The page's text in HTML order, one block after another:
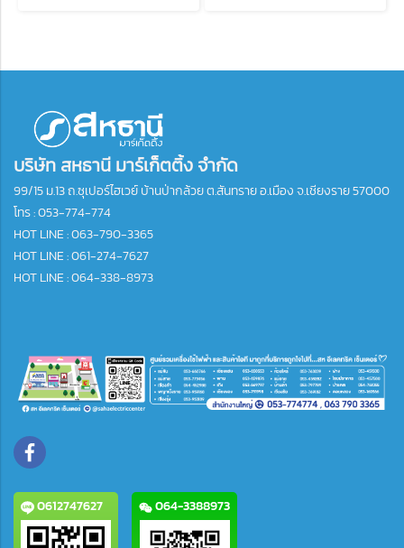
บริษัท สหธานี มาร์เก็ตติ้ง จำกัด
99/15 ม.13 ถ.ซุเปอร์ไฮเวย์ บ้านป่ากล้วย ต.สันทราย อ.เมือง จ.เชียงราย 57000
โทร :053-774-774
HOT LINE : 063-790-3365
HOT LINE : 061-274-7627
HOT LINE : 064-338-8973
0612747627 064-3388973